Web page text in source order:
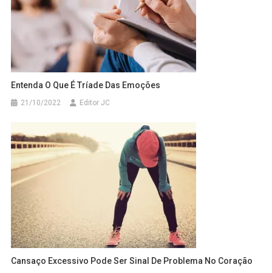
Entenda O Que É Tríade Das Emoções
21/10/2022 Editor JC
Cansaço Excessivo Pode Ser Sinal De Problema No Coração